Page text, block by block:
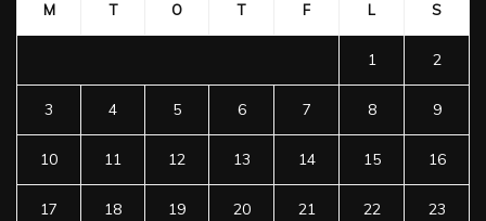
M T O T F L S
1 2
3 4 5 6 7 8 9
10 11 12 13 14 15 16
17 18 19 20 21 22 23